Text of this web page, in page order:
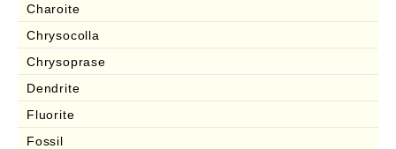
Charoite
Chrysocolla
Chrysoprase
Dendrite
Fluorite
Fossil